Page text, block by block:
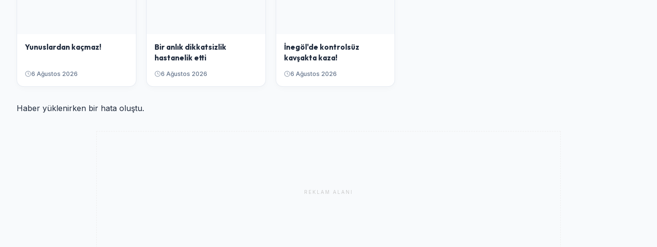
Yunuslardan kaçmaz!
6 Ağustos 2026
Bir anlık dikkatsizlik
hastanelik etti
6 Ağustos 2026
İnegöl'de kontrolsüz
kavşakta kaza!
6 Ağustos 2026
Haber yüklenirken bir hata oluştu.
REKLAM ALANI